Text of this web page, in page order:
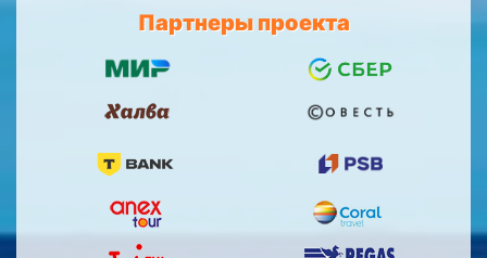
Партнеры проекта